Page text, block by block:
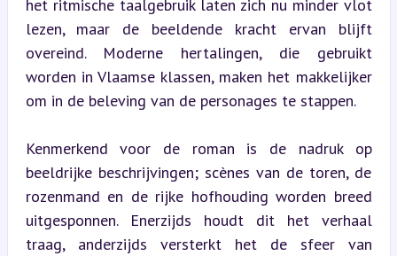
het ritmische taalgebruik laten zich nu minder vlot
lezen, maar de beeldende kracht ervan blijft
overeind. Moderne hertalingen, die gebruikt
worden in Vlaamse klassen, maken het makkelijker
om in de beleving van de personages te stappen.
Kenmerkend voor de roman is de nadruk op
beeldrijke beschrijvingen; scènes van de toren, de
rozenmand en de rijke hofhouding worden breed
uitgesponnen. Enerzijds houdt dit het verhaal
traag, anderzijds versterkt het de sfeer van